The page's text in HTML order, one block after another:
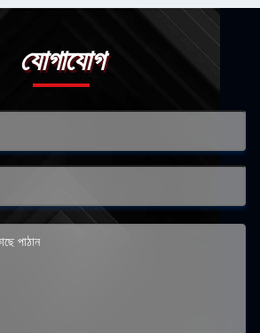
যোগাযোগ